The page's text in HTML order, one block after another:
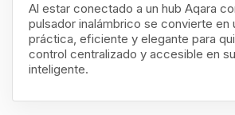
Al estar conectado a un hub Aqara
pulsador inalámbrico se convierte en
práctica, eficiente y elegante para
control centralizado y accesible en
inteligente.